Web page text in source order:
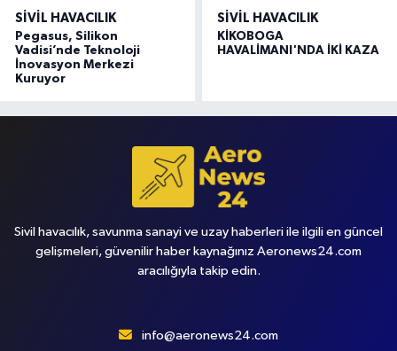
SIVIL HAVACILIK
Pegasus, Silikon
Vadisi’nde Teknoloji
İnovasyon Merkezi
Kuruyor
SIVIL HAVACILIK
KİKOBOGA
HAVALİMANI'NDA İKİ KAZA
Sivil havacılık, savunma sanayi ve uzay haberleri ile ilgili en güncel
gelişmeleri, güvenilir haber kaynağınız Aeronews24.com
aracılığıyla takip edin.
info@aeronews24.com